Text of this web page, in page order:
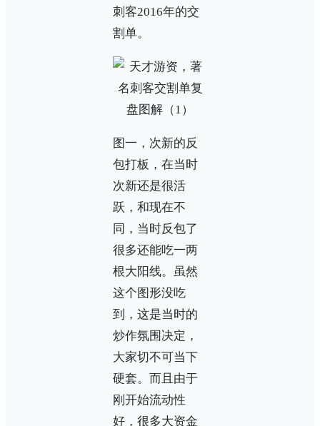
刺客2016年的交
割单。
图一，次新的反
包打板，在当时
次新还是很活
跃，和现在不
同，当时反包了
很多还能吃一两
根大阳线。虽然
这个图形没吃
到，这是当时的
炒作氛围决定，
大家切不可当下
硬套。而且由于
刚开始流动性
好，很多大资金